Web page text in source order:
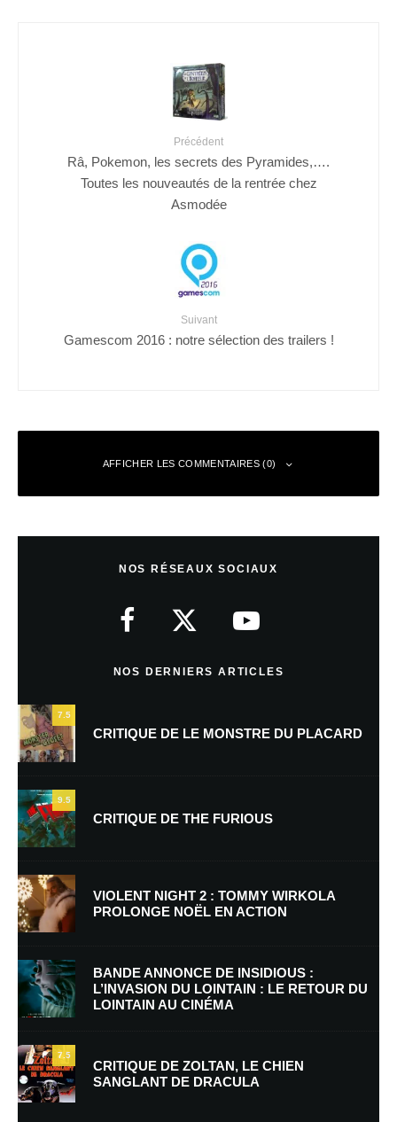
Précédent
Râ, Pokemon, les secrets des Pyramides,….
Toutes les nouveautés de la rentrée chez
Asmodée
Suivant
Gamescom 2016 : notre sélection des trailers !
AFFICHER LES COMMENTAIRES (0)
Nom*
E-mail
Enregistrer mon nom, mon e-mail et mon site dans le navigateur pour
mon prochain commentaire.
Prévenez-moi de tous les nouveaux commentaires par e-mail.
Prévenez-moi de tous les nouveaux articles par e-mail.
NOS RÉSEAUX SOCIAUX
NOS DERNIERS ARTICLES
7.5
CRITIQUE DE LE MONSTRE DU PLACARD
9.5
CRITIQUE DE THE FURIOUS
VIOLENT NIGHT 2 : TOMMY WIRKOLA
PROLONGE NOËL EN ACTION
BANDE ANNONCE DE INSIDIOUS :
L’INVASION DU LOINTAIN : LE RETOUR DU
LOINTAIN AU CINÉMA
7.5
CRITIQUE DE ZOLTAN, LE CHIEN
SANGLANT DE DRACULA